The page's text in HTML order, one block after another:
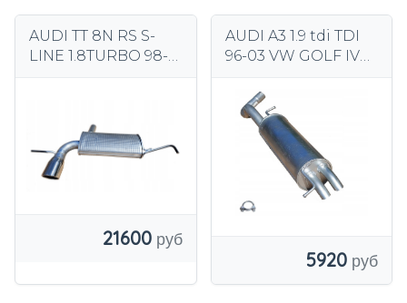
AUDI TT 8N RS S-
LINE 1.8TURBO 98-
21600
AUDI A3 1.9 tdi TDI
96-03 VW GOLF IV
ГЛУШИТЕЛЬ
5920